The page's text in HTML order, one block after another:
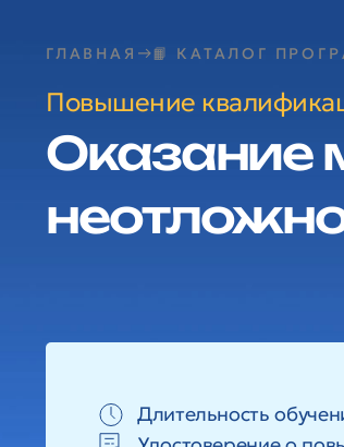
ГЛАВНАЯ 📙 КАТАЛОГ
Повышение
Оказание
Длительность